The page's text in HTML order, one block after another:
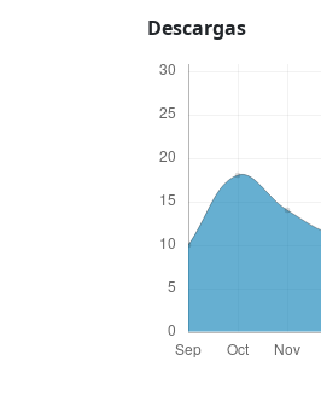
Descargas